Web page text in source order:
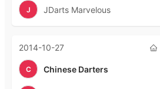
J JDarts Marvelous
2014-10-27
C Chinese Darters